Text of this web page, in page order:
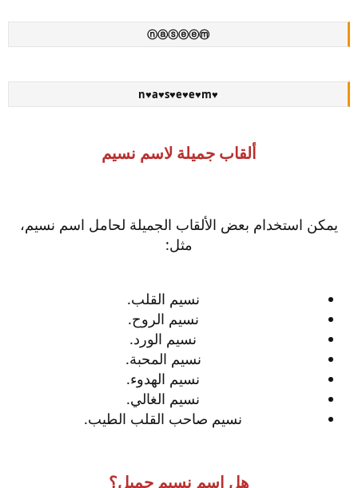
ⓝⓐⓢⓔⓔⓜ
♥n♥a♥s♥e♥e♥m
ألقاب جميلة لاسم نسيم
يمكن استخدام بعض الألقاب الجميلة لحامل اسم نسيم،
مثل:
نسيم القلب.
نسيم الروح.
نسيم الورد.
نسيم المحبة.
نسيم الهدوء.
نسيم الغالي.
نسيم صاحب القلب الطيب.
هل اسم نسيم جميل؟